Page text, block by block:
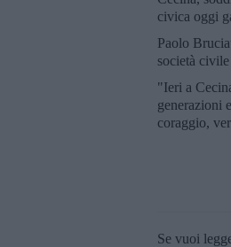
civica oggi
Paolo
società
"Ieri a
generazioni
coraggio,
Se vuoi